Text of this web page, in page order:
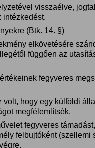
visszaélve,
intézkedést.
(Btk. 14. §)
elkövetésére
függően az
fegyveres
volt, hogy egy külföldi
megfélemlítsék.
fegyveres
felbujtóként (szellemi